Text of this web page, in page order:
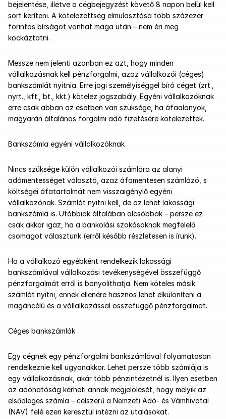
bejelentése, illetve a cégbejegyzést követő 8 napon belül kell
sort keríteni. A kötelezettség elmulasztása több százezer
forintos bírságot vonhat maga után – nem éri meg
kockáztatni.
Messze nem jelenti azonban ez azt, hogy minden
vállalkozásnak kell pénzforgalmi, azaz vállalkozói (céges)
bankszámlát nyitnia. Erre jogi személyiséggel bíró céget (zrt.,
nyrt., kft., bt., kkt.) kötelez jogszabály. Egyéni vállalkozóknak
erre csak abban az esetben van szüksége, ha áfaalanyok,
magyarán általános forgalmi adó fizetésére kötelezettek.
Bankszámla egyéni vállalkozóknak
Nincs szüksége külön vállalkozói számlára az alanyi
adómentességet választó, azaz áfamentesen számlázó, s
költségei áfatartalmát nem visszaigénylő egyéni
vállalkozónak. Számlát nyitni kell, de az lehet lakossági
bankszámla is. Utóbbiak általában olcsóbbak – persze ez
csak akkor igaz, ha a bankolási szokásoknak megfelelő
csomagot választunk (erről később részletesen is írunk).
Ha a vállalkozó egyébként rendelkezik lakossági
bankszámlával vállalkozási tevékenységével összefüggő
pénzforgalmát erről is bonyolíthatja. Nem köteles másik
számlát nyitni, ennek ellenére hasznos lehet elkülöníteni a
magáncélú és a vállalkozással összefüggő pénzforgalmat.
Céges bankszámlák
Egy cégnek egy pénzforgalmi bankszámlával folyamatosan
rendelkeznie kell ugyanakkor. Lehet persze több számlája is
egy vállalkozásnak, akár több pénzintézetnél is. Ilyen esetben
az adóhatóság kérheti annak megjelölését, hogy melyik az
elsődleges számla – célszerű a Nemzeti Adó- és Vámhivatal
(NAV) felé ezen keresztül intézni az utalásokat.